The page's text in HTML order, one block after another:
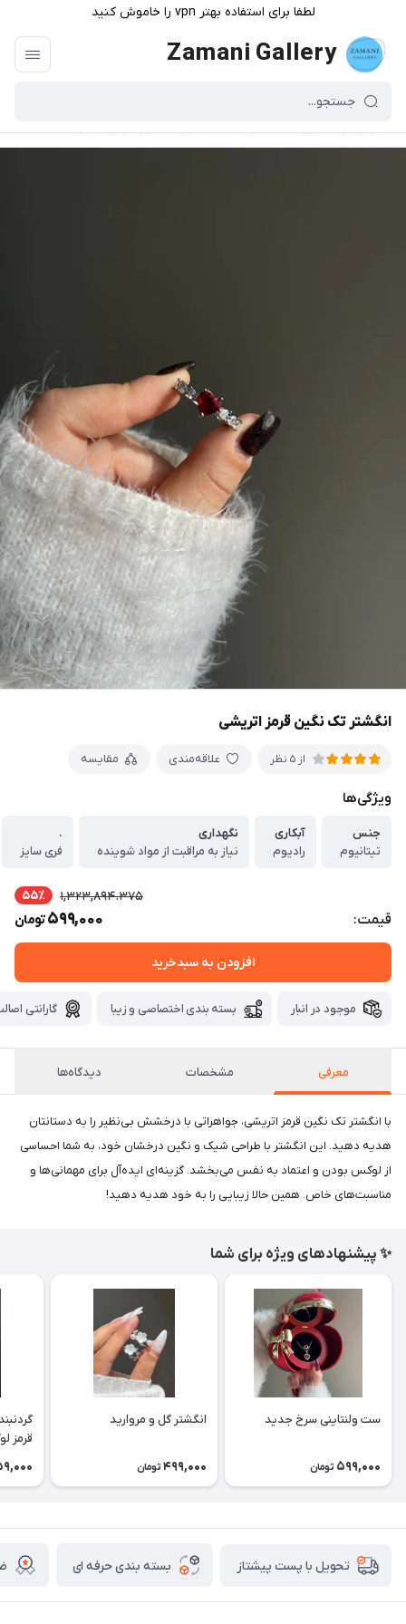
لطفا برای استفاده بهتر vpn را خاموش کنید
Zamani Gallery
انگشتر تک نگین قرمز اتریشی
از 5 نظر علاقه‌مندی مقایسه
ویژگی‌ها
جنس
تیتانیوم
آبکاری
رادیوم
نگهداری
نیاز به مراقبت از مواد شوینده
.
فری سایز
قیمت:
1,323,894.375 55٪
599,000تومان
افزودن به سبدخرید
موجود در انبار بسته بندی اختصاصی و زیبا گارانتی
معرفی مشخصات دیدگاه‌ها
با انگشتر تک نگین قرمز اتریشی، جواهراتی با درخشش بی‌نظیر را به دستانتان
هدیه دهید. این انگشتر با طراحی شیک و نگین درخشان خود، به شما احساسی
از لوکس بودن و اعتماد به نفس می‌بخشد. گزینه‌ای ایده‌آل برای مهمانی‌ها و
مناسبت‌های خاص. همین حالا زیبایی را به خود هدیه دهید!
✨ پیشنهادهای ویژه برای شما
ست ولنتاینی سرخ جدید
599,000 تومان
انگشتر گل و مروارید
499,000 تومان
قرمز
تحویل با پست پیشتاز بسته بندی حرفه ای